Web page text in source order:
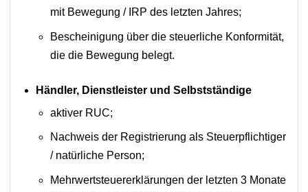
mit Bewegung / IRP des letzten Jahres;
Bescheinigung über die steuerliche Konformität,
die die Bewegung belegt.
Händler, Dienstleister und Selbstständige
aktiver RUC;
Nachweis der Registrierung als Steuerpflichtiger
/ natürliche Person;
Mehrwertsteuererklärungen der letzten 3 Monate